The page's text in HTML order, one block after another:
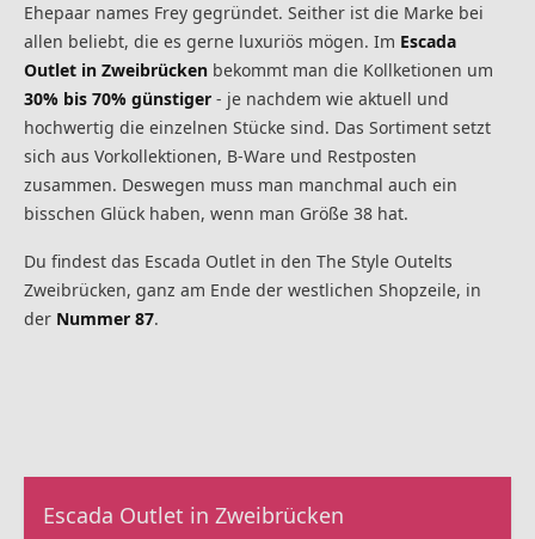
Ehepaar names Frey gegründet. Seither ist die Marke bei
allen beliebt, die es gerne luxuriös mögen. Im Escada
Outlet in Zweibrücken bekommt man die Kollketionen um
30% bis 70% günstiger - je nachdem wie aktuell und
hochwertig die einzelnen Stücke sind. Das Sortiment setzt
sich aus Vorkollektionen, B-Ware und Restposten
zusammen. Deswegen muss man manchmal auch ein
bisschen Glück haben, wenn man Größe 38 hat.
Du findest das Escada Outlet in den The Style Outelts
Zweibrücken, ganz am Ende der westlichen Shopzeile, in
der Nummer 87.
Escada Outlet in Zweibrücken